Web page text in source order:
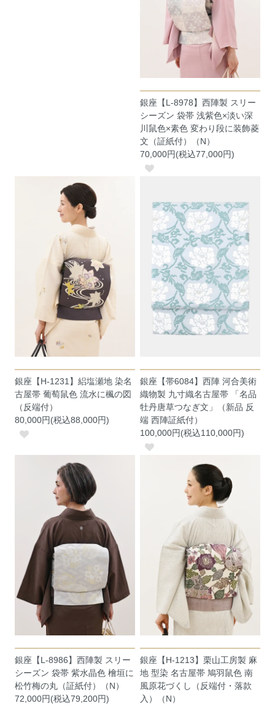
銀座【L-8978】西陣製 スリー
シーズン 袋帯 浅紫色×淡い深
川鼠色×素色 変わり段に装飾菱
文（証紙付）（N）
70,000円(税込77,000円)
銀座【H-1231】絽塩瀬地 染名
古屋帯 葡萄鼠色 流水に楓の図
（反端付）
80,000円(税込88,000円)
銀座【帯6084】西陣 河合美術
織物製 九寸織名古屋帯 「名品
牡丹唐草つなぎ文」（新品 反
端 西陣証紙付）
100,000円(税込110,000円)
銀座【L-8986】西陣製 スリー
シーズン 袋帯 紫水晶色 檜垣に
松竹梅の丸（証紙付）（N）
72,000円(税込79,200円)
銀座【H-1213】栗山工房製 麻
地 型染 名古屋帯 鳩羽鼠色 南
風原花づくし（反端付・落款
入）（N）